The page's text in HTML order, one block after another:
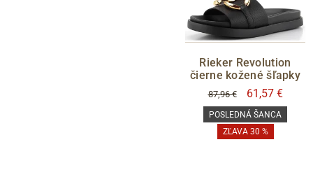
Rieker Revolution
čierne kožené šľapky
87,96 € 61,57 €
POSLEDNÁ ŠANCA
ZĽAVA 30 %